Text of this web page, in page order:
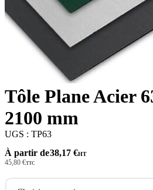
Tôle Plane Acier
2100 mm
UGS : TP63
À partir de38,17 €HT
45,80 €TTC